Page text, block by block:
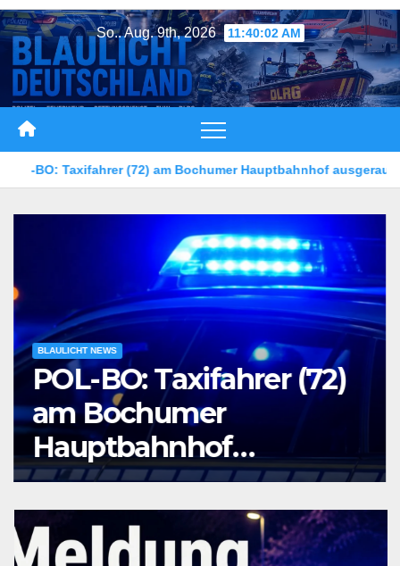
Zum
Inhalt
springen
So.. Aug. 9th, 2026 11:40:05 AM
Hauptbahnhof ausgeraubt – Zeugen gesucht 5-
BLAULICHT NEWS
POL-BO: Taxifahrer (72)
am Bochumer
Hauptbahnhof
ausgeraubt – Zeugen
gesucht